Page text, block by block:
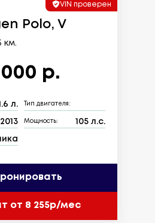
VIN проверен
Polo, V
км.
000 р.
л. Тип двигателя:
2013 Мощность: 105 л.с.
от 8 255р/мес